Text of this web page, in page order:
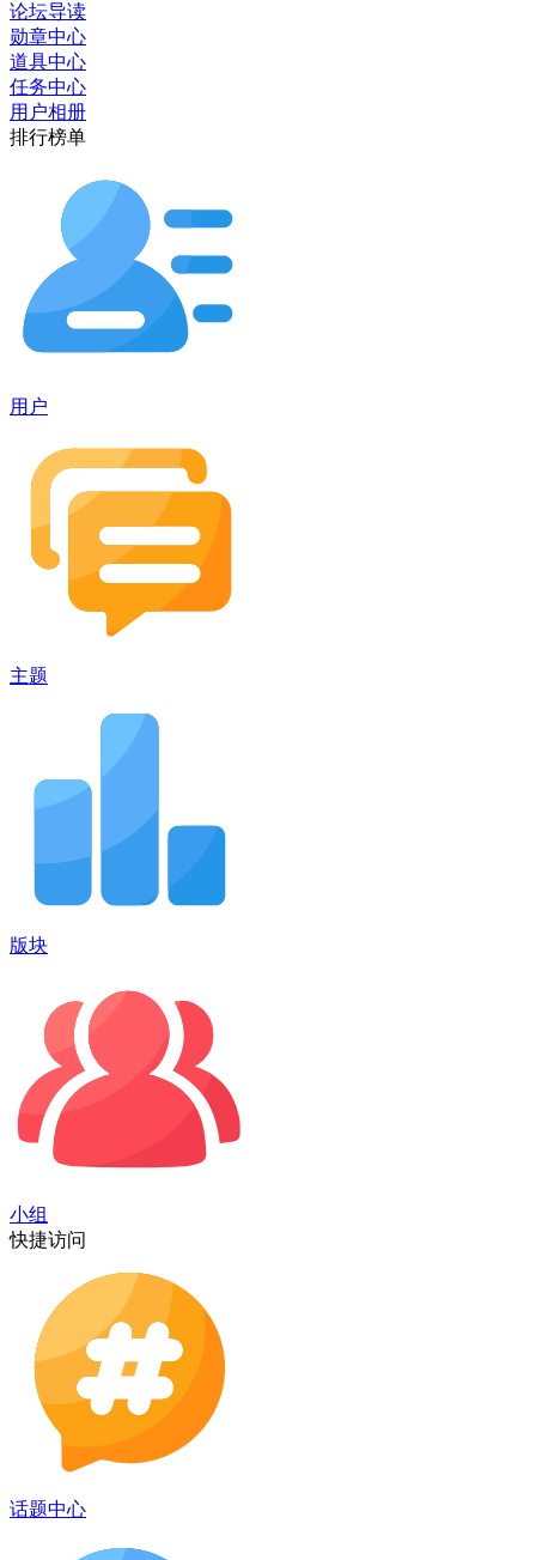
论坛导读
勋章中心
道具中心
任务中心
用户相册
排行榜单
用户
主题
版块
小组
快捷访问
话题中心